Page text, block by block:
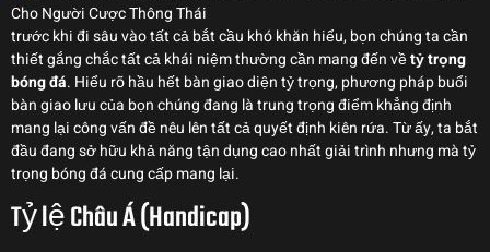
trước khi đi sâu vào tất cả bắt cầu khó khăn hiểu, bọn chúng ta cần
thiết gắng chắc tất cả khái niệm thường cần mang đến vềtỷ trọng
bóng đá. Hiểu rõ hầu hết bàn giao diện tỷ trọng, phương pháp buổi
bàn giao lưu của bọn chúng đang là trung trọng điểm khẳng định
mang lại công vấn đề nêu lên tất cả quyết định kiên rứa. Từ ấy, ta bắt
đầu đang sở hữu khả năng tận dụng cao nhất giải trình nhưng mà tỷ
trọng bóng đá cung cấp mang lại.
Tỷ lệ Châu Á (Handicap)